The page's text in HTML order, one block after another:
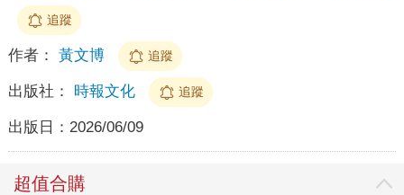
追蹤
作者： 黃文博 追蹤
出版社： 時報文化 追蹤
出版日： 2026/06/09
超值合購